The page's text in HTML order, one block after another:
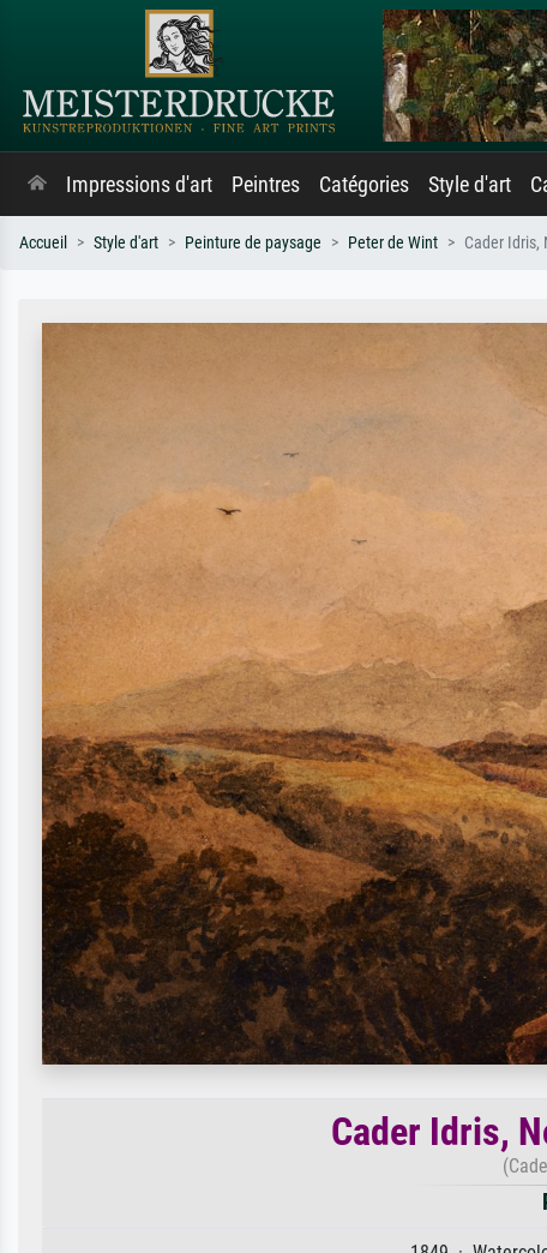
Impressions d'art Peintres Catégories Style d'art
Accueil Style d'art Peinture de paysage Peter de Wint Cader Idris,
Cader Idris,